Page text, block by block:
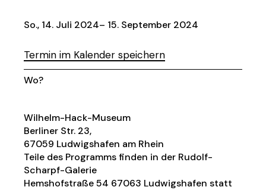
So., 14. Juli 2024– 15. September 2024
Termin im Kalender speichern
Wo?
Wilhelm-Hack-Museum
Berliner Str. 23,
67059 Ludwigshafen am Rhein
Teile des Programms finden in der Rudolf-
Scharpf-Galerie
Hemshofstraße 54 67063 Ludwigshafen statt